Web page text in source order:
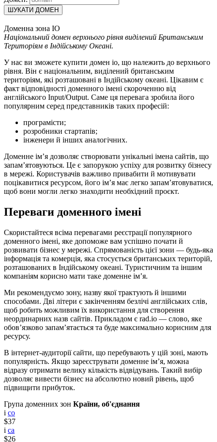
ШУКАТИ ДОМЕН
Доменна зона IO
Національний домен верхнього рівня виділений Британським
Територіям в Індійському Океані.
У нас ви зможете купити домен io, що належить до верхнього
рівня. Він є національним, виділений британським
територіям, які розташовані в Індійському океані. Цікавим є
факт відповідності доменного імені скороченню від
англійського Input/Output. Саме ця перевага зробила його
популярним серед представників таких професій:
програмісти;
розробники стартапів;
інженери й інших аналогічних.
Доменне ім’я дозволяє створювати унікальні імена сайтів, що
запам’ятовуються. Це є запорукою успіху для розвитку бізнесу
в мережі. Користувачів важливо привабити й мотивувати
поцікавитися ресурсом, його ім’я має легко запам’ятовуватися,
щоб вони могли легко знаходити необхідний проєкт.
Переваги доменного імені
Скористайтеся всіма перевагами реєстрації популярного
доменного імені, яке допоможе вам успішно почати й
розвивати бізнес у мережі. Спрямованість цієї зони — будь-яка
інформація та комерція, яка стосується британських територій,
розташованих в Індійському океані. Туристичним та іншим
компаніям корисно мати таке доменне ім’я.
Ми рекомендуємо зону, назву якої трактують й іншими
способами. Дві літери є закінченням безлічі англійських слів,
щоб робить можливим їх використання для створення
неординарних назв сайтів. Прикладом є rad.io — слово, яке
обов’язково запам’ятається та буде максимально корисним для
ресурсу.
В інтернет-аудиторії сайти, що перебувають у цій зоні, мають
популярність. Якщо зареєструвати доменне ім’я, можна
відразу отримати велику кількість відвідувань. Такий вибір
дозволяє вивести бізнес на абсолютно новий рівень, щоб
підвищити прибуток.
Група доменних зон Країни, об'єднання
i co
$37
i ca
$26